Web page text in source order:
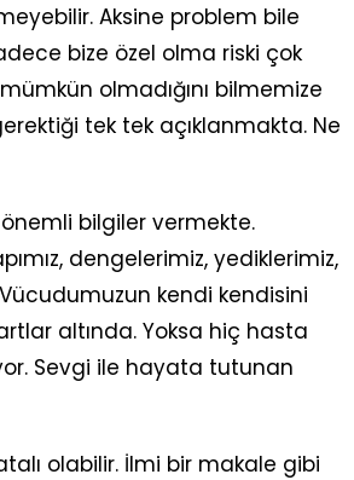
Aksine problem bile
bize özel olma riski çok
olmadığını bilmemize
tek tek açıklanmakta. Ne
bilgiler vermekte.
dengelerimiz, yediklerimiz,
Vücudumuzun kendi kendisini
altında. Yoksa hiç hasta
Sevgi ile hayata tutunan
olabilir. İlmi bir makale gibi